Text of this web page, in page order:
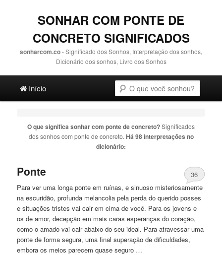
SONHAR COM PONTE DE
CONCRETO SIGNIFICADOS
sonharcom.co- Significado dos Sonhos, Interpretação dos sonhos,
Dicionário dos sonhos, Livro dos Sonhos
Ir para o conteúdo principal
Ir para o conteúdo secundário
Início
O que significa sonhar com ponte de concreto?Significados
dos sonhos com ponte de concreto. Há 98 interpretações no
dicionário:
Ponte
36
Para ver uma longaponte em ruínas, e sinuoso misteriosamente
na escuridão, profunda melancolia pela perda do querido posses
e situações tristes vai cair em cimade você. Para os jovens e
osde amor, decepção em mais caras esperanças do coração,
como o amado vai cair abaixo do seu ideal. Para atravessar uma
ponte de forma segura, uma final superaçãode dificuldades,
embora os meios parecem quase seguro …